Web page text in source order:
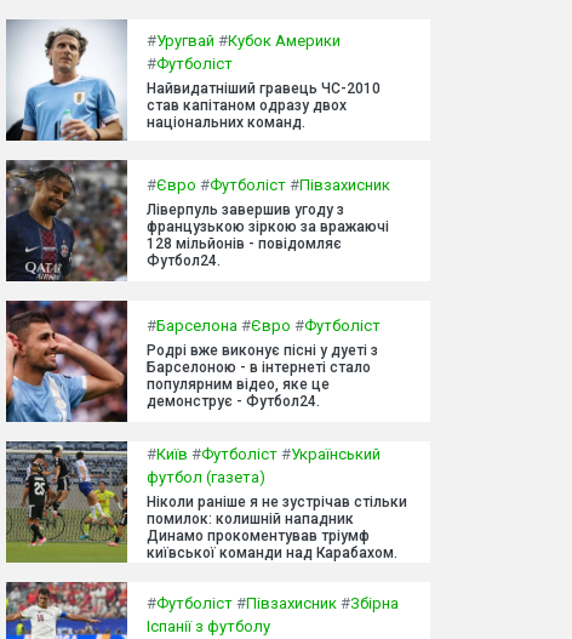
#Уругвай #Кубок Америки
#Футболіст
Найвидатніший гравець ЧС-2010
став капітаном одразу двох
національних команд.
#Євро #Футболіст #Півзахисник
Ліверпуль завершив угоду з
французькою зіркою за вражаючі
128 мільйонів - повідомляє
Футбол24.
#Барселона #Євро #Футболіст
Родрі вже виконує пісні у дуеті з
Барселоною - в інтернеті стало
популярним відео, яке це
демонструє - Футбол24.
#Київ #Футболіст #Український
футбол (газета)
Ніколи раніше я не зустрічав стільки
помилок: колишній нападник
Динамо прокоментував тріумф
київської команди над Карабахом.
#Футболіст #Півзахисник #Збірна
Іспанії з футболу